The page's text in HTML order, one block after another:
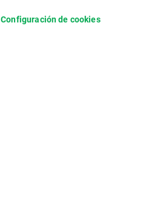
Configuración de cookies